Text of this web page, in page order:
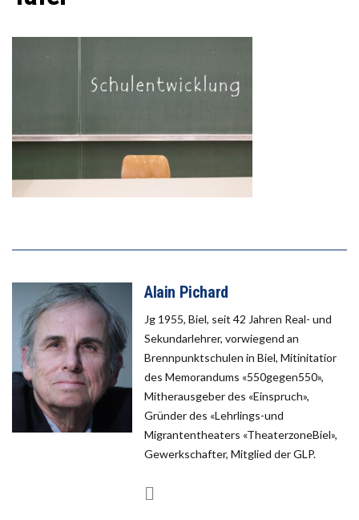
Alain Pichard
Jg 1955, Biel, seit 42 Jahren Real- und
Sekundarlehrer, vorwiegend an
Brennpunktschulen in Biel, Mitinitatior
des Memorandums «550gegen550»,
Mitherausgeber des «Einspruch»,
Gründer des «Lehrlings-und
Migrantentheaters «TheaterzoneBiel»,
Gewerkschafter, Mitglied der GLP.